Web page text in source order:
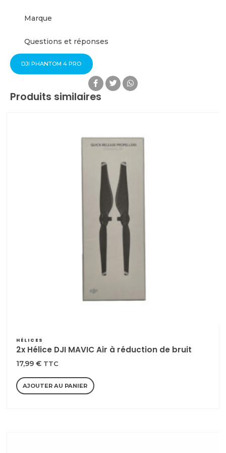
Marque
Questions et réponses
DJI PHANTOM 4 PRO
Produits similaires
HÉLICES
2x Hélice DJI MAVIC Air à réduction de bruit
17,99 € TTC
AJOUTER AU PANIER